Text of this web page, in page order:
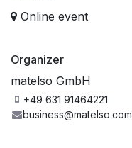
Online event
Organizer
matelso GmbH
+49 631 91464221
business@matelso.com